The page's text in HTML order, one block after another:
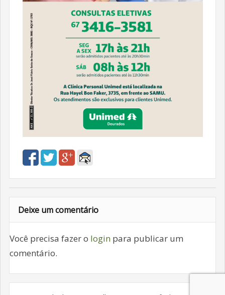
Deixe um comentário
Você precisa fazer o login para publicar um
comentário.